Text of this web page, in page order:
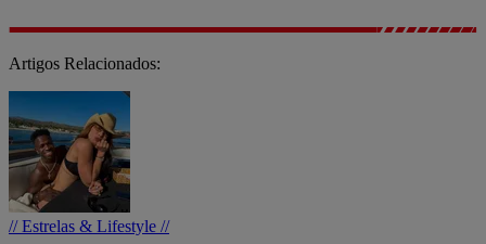
Artigos Relacionados:
// Estrelas & Lifestyle //